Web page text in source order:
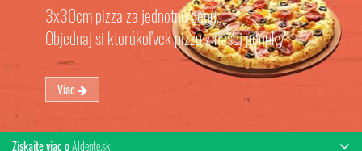
3x30cm pizza za jednotnú cenu.
Objednaj si ktorúkoľvek pizzu z našej ponuky
Viac
Získajte viac oAldente.sk